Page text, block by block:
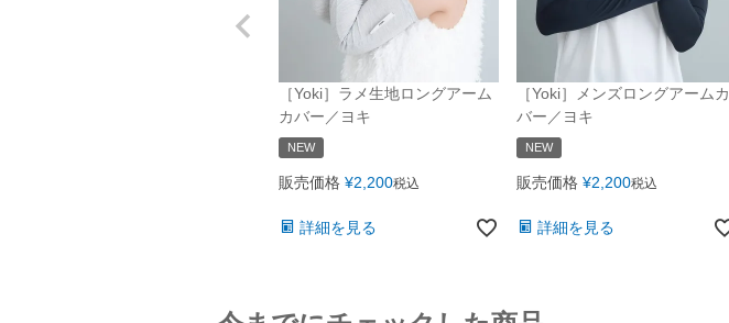
［Yoki］ラメ生地ロングアーム
カバー／ヨキ
NEW
販売価格 ¥2,200税込
詳細を見る
［Yoki］メンズロングアームカ
バー／ヨキ
NEW
販売価格 ¥2,200税込
詳細を見る